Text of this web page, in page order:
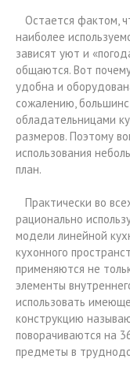
Остается фактом,
наиболее
зависят уют и
общаются. Вот
удобна и
сожалению,
обладательницами
размеров. Поэтому
использования
план.
Практически во
рационально
модели линейной
кухонного
применяются не
элементы
использовать
конструкцию
поворачиваются на
предметы в